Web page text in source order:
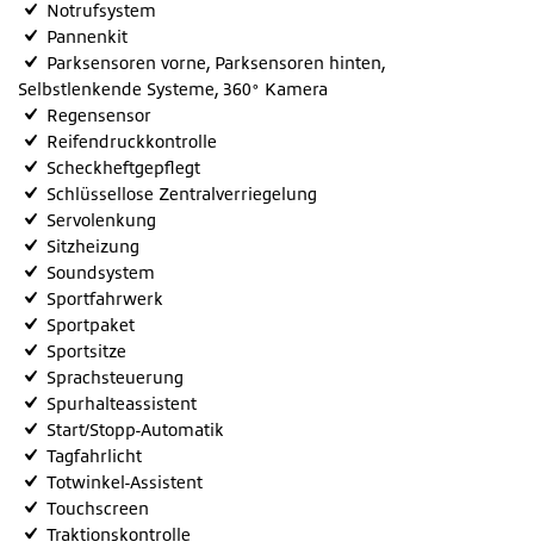
Notrufsystem
Pannenkit
Parksensoren vorne, Parksensoren hinten,
Selbstlenkende Systeme, 360° Kamera
Regensensor
Reifendruckkontrolle
Scheckheftgepflegt
Schlüssellose Zentralverriegelung
Servolenkung
Sitzheizung
Soundsystem
Sportfahrwerk
Sportpaket
Sportsitze
Sprachsteuerung
Spurhalteassistent
Start/Stopp-Automatik
Tagfahrlicht
Totwinkel-Assistent
Touchscreen
Traktionskontrolle